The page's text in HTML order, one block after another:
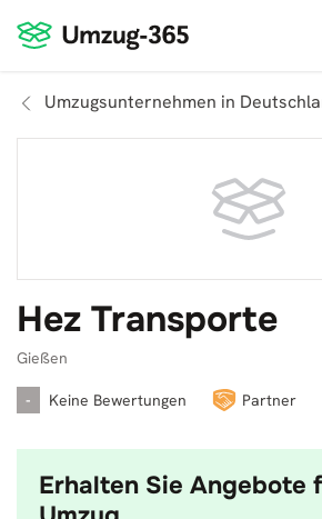
Umzugsunternehmen in
Hez Transporte
Gießen
- Keine Bewertungen Partner
Erhalten Sie Angebote